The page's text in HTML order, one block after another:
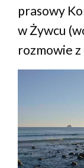
prasowy
w Żywcu
rozmowie